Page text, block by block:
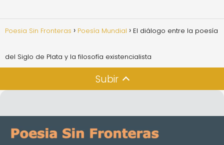
Poesia Sin Fronteras Poesía Mundial El diálogo entre la poesía
del Siglo de Plata y la filosofía existencialista
Subir